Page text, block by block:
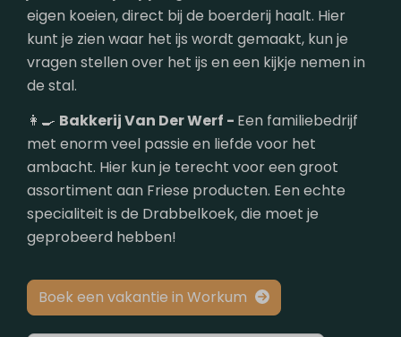
eigen koeien, direct bij de boerderij haalt. Hier
kunt je zien waar het ijs wordt gemaakt, kun je
vragen stellen over het ijs en een kijkje nemen in
de stal.
👩‍🍳 Bakkerij Van Der Werf - Een familiebedrijf
met enorm veel passie en liefde voor het
ambacht. Hier kun je terecht voor een groot
assortiment aan Friese producten. Een echte
specialiteit is de Drabbelkoek, die moet je
geprobeerd hebben!
Boek een vakantie in Workum